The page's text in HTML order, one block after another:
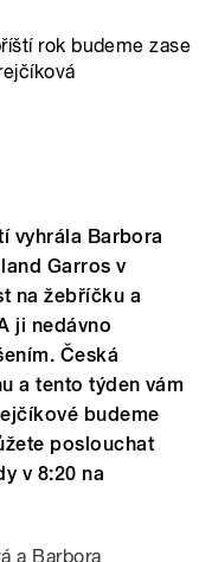
rok budeme zase
vyhrála Barbora
Garros v
na žebříčku a
ji nedávno
Česká
a tento týden vám
budeme
poslouchat
v 8:20 na
a Barbora